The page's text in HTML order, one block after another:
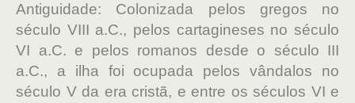
Antiguidade: Colonizada pelos gregos no
século VIII a.C., pelos cartagineses no século
VI a.C. e pelos romanos desde o século III
a.C., a ilha foi ocupada pelos vândalos no
século V da era cristã, e entre os séculos VI e